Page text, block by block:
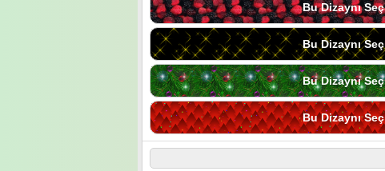
Bu Dizaynı Seç
Bu Dizaynı Seç
Bu Dizaynı Seç
Bu Dizaynı Seç